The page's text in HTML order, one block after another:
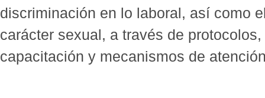
discriminación en lo laboral, así como
carácter sexual, a través de
capacitación y mecanismos de